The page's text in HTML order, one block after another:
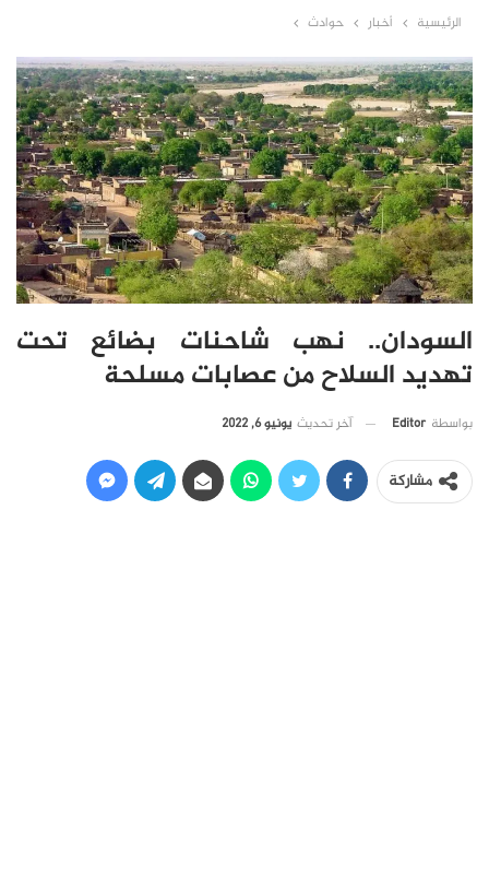
الرئيسية أخبار حوادث
السودان.. نهب شاحنات بضائع تحت
تهديد السلاح من عصابات مسلحة
بواسطة Editor آخر تحديث يونيو 6, 2022
مشاركة